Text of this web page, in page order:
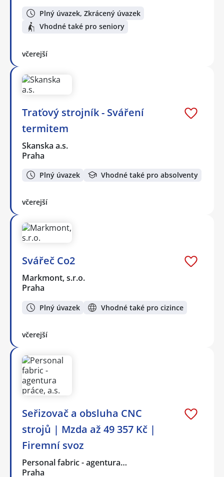
Plný úvazek, Zkrácený úvazek
Vhodné také pro seniory
včerejší
Traťový strojník - Sváření
termitem
Skanska a.s.
Praha
Plný úvazek Vhodné také pro absolventy
včerejší
Svářeč Co2
Markmont, s.r.o.
Praha
Plný úvazek Vhodné také pro cizince
včerejší
Seřizovač a obsluha CNC
strojů | Mzda až 49 357 Kč |
Firemní svoz
Personal fabric - agentura…
Praha